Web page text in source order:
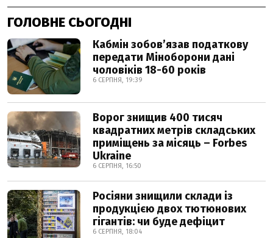
ГОЛОВНЕ СЬОГОДНІ
Кабмін зобовʼязав податкову
передати Міноборони дані
чоловіків 18-60 років
6 СЕРПНЯ, 19:39
Ворог знищив 400 тисяч
квадратних метрів складських
приміщень за місяць – Forbes
Ukraine
6 СЕРПНЯ, 16:50
Росіяни знищили склади із
продукцією двох тютюнових
гігантів: чи буде дефіцит
6 СЕРПНЯ, 18:04